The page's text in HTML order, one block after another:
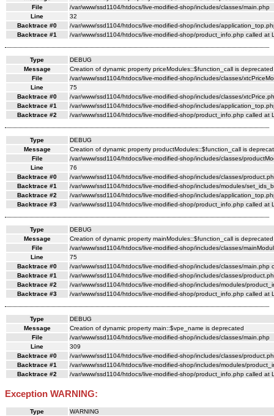
File
/var/www/ssd1104/htdocs/live-modified-shop/includes/classes/main.php
Line
32
Backtrace #0
/var/www/ssd1104/htdocs/live-modified-shop/includes/
Backtrace #1
/var/www/ssd1104/htdocs/live-modified-shop/product_info.php called at
Type
DEBUG
Message
Creation of dynamic property priceModules::$function_call is deprecated
File
/var/www/ssd1104/htdocs/live-modified-shop/includes/classes/
Line
75
Backtrace #0
/var/www/ssd1104/htdocs/live-modified-shop/includes/classes/
Backtrace #1
/var/www/ssd1104/htdocs/live-modified-shop/includes/
Backtrace #2
/var/www/ssd1104/htdocs/live-modified-shop/product_info.php called at
Type
DEBUG
Message
Creation of dynamic property productModules::$function_call is
File
/var/www/ssd1104/htdocs/live-modified-shop/includes/classes/
Line
76
Backtrace #0
/var/www/ssd1104/htdocs/live-modified-shop/includes/classes/
Backtrace #1
/var/www/ssd1104/htdocs/live-modified-shop/includes/modules/
Backtrace #2
/var/www/ssd1104/htdocs/live-modified-shop/includes/
Backtrace #3
/var/www/ssd1104/htdocs/live-modified-shop/product_info.php called at
Type
DEBUG
Message
Creation of dynamic property mainModules::$function_call is deprecated
File
/var/www/ssd1104/htdocs/live-modified-shop/includes/classes/
Line
75
Backtrace #0
/var/www/ssd1104/htdocs/live-modified-shop/includes/classes/main.php
Backtrace #1
/var/www/ssd1104/htdocs/live-modified-shop/includes/classes/
Backtrace #2
/var/www/ssd1104/htdocs/live-modified-shop/includes/modules/
Backtrace #3
/var/www/ssd1104/htdocs/live-modified-shop/product_info.php called at
Type
DEBUG
Message
Creation of dynamic property main::$vpe_name is deprecated
File
/var/www/ssd1104/htdocs/live-modified-shop/includes/classes/main.php
Line
309
Backtrace #0
/var/www/ssd1104/htdocs/live-modified-shop/includes/classes/
Backtrace #1
/var/www/ssd1104/htdocs/live-modified-shop/includes/modules/
Backtrace #2
/var/www/ssd1104/htdocs/live-modified-shop/product_info.php called at
Exception WARNING:
Type
WARNING